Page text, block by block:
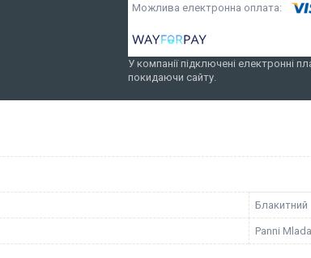
У компанії підключені електронні
покидаючи сайту.
Блакитний
Panni Mlada